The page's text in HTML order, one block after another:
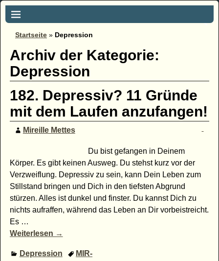
Startseite » Depression
Archiv der Kategorie:
Depression
182. Depressiv? 11 Gründe
mit dem Laufen anzufangen!
Mireille Mettes
Du bist gefangen in Deinem
Körper. Es gibt keinen Ausweg. Du stehst kurz vor der
Verzweiflung. Depressiv zu sein, kann Dein Leben zum
Stillstand bringen und Dich in den tiefsten Abgrund
stürzen. Alles ist dunkel und finster. Du kannst Dich zu
nichts aufraffen, während das Leben an Dir vorbeistreicht.
Es …
Weiterlesen →
Depression
MIR-